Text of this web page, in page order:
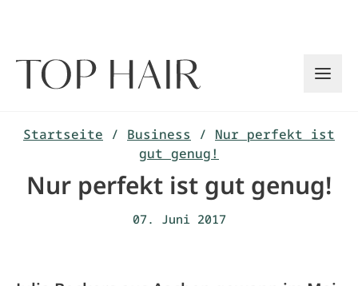
Startseite / Business / Nur perfekt ist
gut genug!
Nur perfekt ist gut genug!
07. Juni 2017